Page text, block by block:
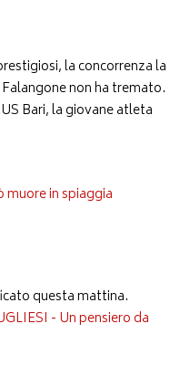
la concorrenza la
non ha tremato.
Bari, la giovane atleta
in spiaggia
questa mattina.
- Un pensiero da